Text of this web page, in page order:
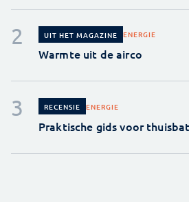
UIT HET MAGAZINE ENERGIE
Warmte uit de airco
RECENSIE ENERGIE
Praktische gids voor